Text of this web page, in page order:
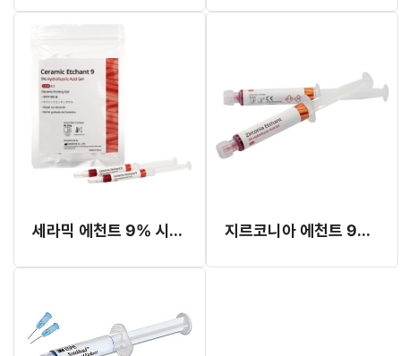
세라믹 에천트 9% 시린지 (HV) 지르코니아 에천트 9% 시린지 (HF)